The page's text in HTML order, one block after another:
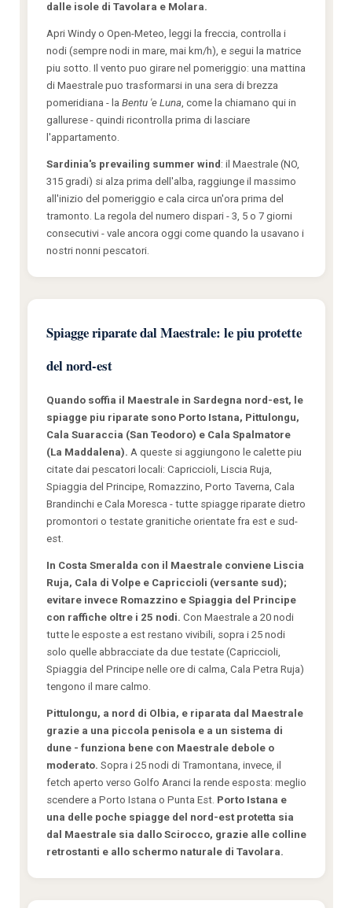
dalle isole di Tavolara e Molara.
Apri Windy o Open-Meteo, leggi la freccia, controlla i
nodi (sempre nodi in mare, mai km/h), e segui la matrice
piu sotto. Il vento puo girare nel pomeriggio: una mattina
di Maestrale puo trasformarsi in una sera di brezza
pomeridiana - la Bentu 'e Luna, come la chiamano qui in
gallurese - quindi ricontrolla prima di lasciare
l'appartamento.
Sardinia's prevailing summer wind : il Maestrale (NO,
315 gradi) si alza prima dell'alba, raggiunge il massimo
all'inizio del pomeriggio e cala circa un'ora prima del
tramonto. La regola del numero dispari - 3, 5 o 7 giorni
consecutivi - vale ancora oggi come quando la usavano i
nostri nonni pescatori.
Spiagge riparate dal Maestrale: le piu protette
del nord-est
Quando soffia il Maestrale in Sardegna nord-est, le
spiagge piu riparate sono Porto Istana, Pittulongu,
Cala Suaraccia (San Teodoro) e Cala Spalmatore
(La Maddalena). A queste si aggiungono le calette piu
citate dai pescatori locali: Capriccioli, Liscia Ruja,
Spiaggia del Principe, Romazzino, Porto Taverna, Cala
Brandinchi e Cala Moresca - tutte spiagge riparate dietro
promontori o testate granitiche orientate fra est e sud-
est.
In Costa Smeralda con il Maestrale conviene Liscia
Ruja, Cala di Volpe e Capriccioli (versante sud);
evitare invece Romazzino e Spiaggia del Principe
con raffiche oltre i 25 nodi. Con Maestrale a 20 nodi
tutte le esposte a est restano vivibili, sopra i 25 nodi
solo quelle abbracciate da due testate (Capriccioli,
Spiaggia del Principe nelle ore di calma, Cala Petra Ruja)
tengono il mare calmo.
Pittulongu, a nord di Olbia, e riparata dal Maestrale
grazie a una piccola penisola e a un sistema di
dune - funziona bene con Maestrale debole o
moderato. Sopra i 25 nodi di Tramontana, invece, il
fetch aperto verso Golfo Aranci la rende esposta: meglio
scendere a Porto Istana o Punta Est. Porto Istana e
una delle poche spiagge del nord-est protetta sia
dal Maestrale sia dallo Scirocco, grazie alle colline
retrostanti e allo schermo naturale di Tavolara.